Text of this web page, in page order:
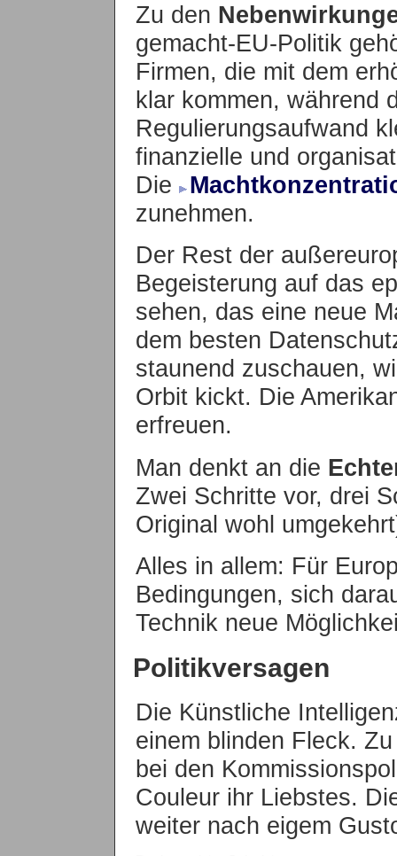
Zu den
gemacht-EU-Politik
Firmen, die mit dem
klar kommen, während
Regulierungsaufwand
finanzielle und
Die
zunehmen.
Der Rest der
Begeisterung auf das
sehen, das eine neue
dem besten
staunend zuschauen,
Orbit kickt. Die
erfreuen.
Man denkt an die
Zwei Schritte vor, drei
Original wohl
Alles in allem: Für
Bedingungen, sich
Technik neue
Politikversagen
Die Künstliche
einem blinden Fleck.
bei den
Couleur ihr Liebstes.
weiter nach eigem